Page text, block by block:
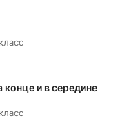
конце и в середине